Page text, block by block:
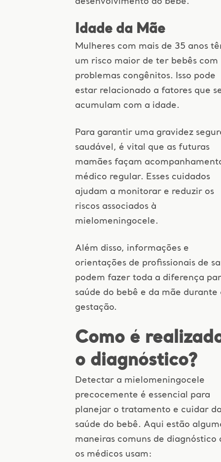
Idade da Mãe
Mulheres com mais de 35 anos
um risco maior de ter bebês com
problemas congênitos. Isso pode
estar relacionado a fatores que
acumulam com a idade.
Para garantir uma gravidez
saudável, é vital que as futuras
mamães façam
médico regular. Esses cuidados
ajudam a monitorar e reduzir os
riscos associados à
mielomeningocele.
Além disso, informações e
orientações de profissionais de
podem fazer toda a diferença
saúde do bebê e da mãe durante
gestação.
Como é
o diagnóstico?
Detectar a mielomeningocele
precocemente é essencial para
planejar o tratamento e cuidar
saúde do bebê. Aqui estão
maneiras comuns de diagnóstico
os médicos usam: